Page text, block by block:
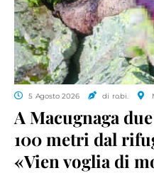
5 Agosto 2026 di ro.bi.
A Macugnaga
100 metri dal
«Vien voglia di